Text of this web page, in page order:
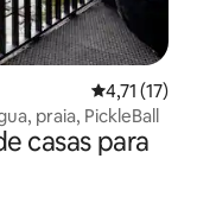
4,71 de uma
4,71 (17)
praia, PickleBall
casas para